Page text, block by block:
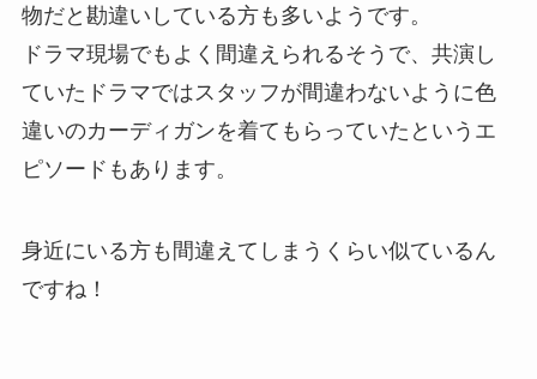
物だと勘違いしている方も多いようです。
ドラマ現場でもよく間違えられるそうで、共演し
ていたドラマではスタッフが間違わないように色
違いのカーディガンを着てもらっていたというエ
ピソードもあります。
身近にいる方も間違えてしまうくらい似ているん
ですね！